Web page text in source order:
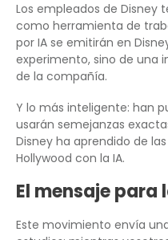
Los empleados de Disney
como herramienta de
por IA se emitirán en
experimento, sino de una
de la compañía.
Y lo más inteligente: han
usarán semejanzas
Disney ha aprendido de
Hollywood con la IA.
El mensaje para
Este movimiento envía